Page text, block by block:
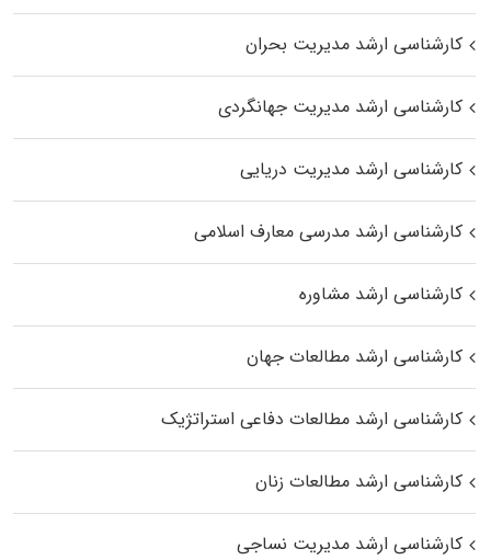
کارشناسی ارشد مدیریت بحران
کارشناسی ارشد مدیریت جهانگردی
کارشناسی ارشد مدیریت دریایی
کارشناسی ارشد مدرسی معارف اسلامی
کارشناسی ارشد مشاوره
کارشناسی ارشد مطالعات جهان
کارشناسی ارشد مطالعات دفاعی استراتژیک
کارشناسی ارشد مطالعات زنان
کارشناسی ارشد مدیریت نساجی